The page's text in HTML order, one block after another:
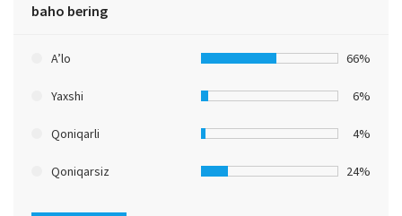
baho bering
A’lo 66%
Yaxshi 6%
Qoniqarli 4%
Qoniqarsiz 24%